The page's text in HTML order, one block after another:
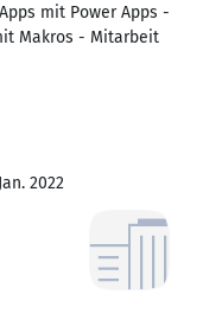
mit Power Apps -
Makros - Mitarbeit
2022